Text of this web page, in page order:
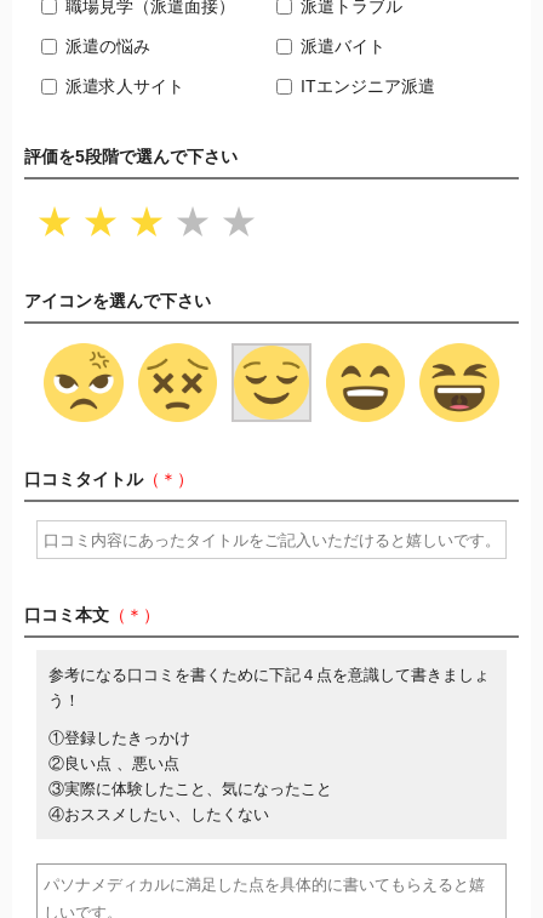
職場見学（派遣面接） 派遣トラブル
派遣の悩み 派遣バイト
派遣求人サイト ITエンジニア派遣
評価を5段階で選んで下さい
★ ★ ★ ★ ★
アイコンを選んで下さい
口コミタイトル（＊）
口コミ本文 （＊）
参考になる口コミを書くために下記４点を意識して書きましょ
う！
①登録したきっかけ
②良い点 、悪い点
③実際に体験したこと、気になったこと
④おススメしたい、したくない